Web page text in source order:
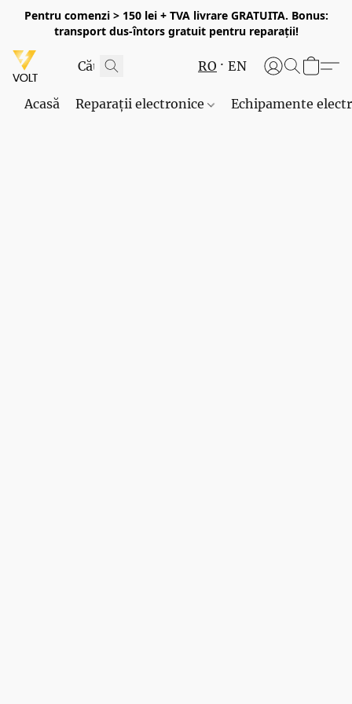
Pentru comenzi > 150 lei + TVA livrare GRATUITA. Bonus:
transport dus-întors gratuit pentru reparații!
RO EN
Acasă Reparații electronice Echipamente